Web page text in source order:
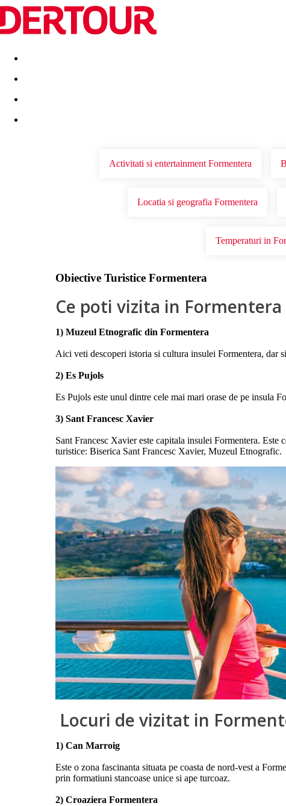
Destinatii Vacanta perfecta OFERTE DE NERATAT
Activitati si entertainment Formentera
Locatia si geografia Formentera
Temperaturi in
Obiective Turistice Formentera
Ce poti vizita in
1) Muzeul Etnografic din Formentera
Aici veti descoperi istoria si cultura insulei Formentera, dar
2) Es Pujols
Es Pujols este unul dintre cele mai mari orase de pe insula
3) Sant Francesc Xavier
Sant Francesc Xavier este capitala insulei Formentera.
turistice: Biserica Sant Francesc Xavier, Muzeul Etnografic.
Locuri de vizitat in
1) Can Marroig
Este o zona fascinanta situata pe coasta de nord-vest a
prin formatiuni stancoase unice si ape turcoaz.
2) Croaziera Formentera